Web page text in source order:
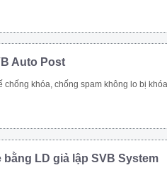
Auto Post
Facebook Tiếp cận khách hàng tiềm năng nhanh chóng Dễ dàng chăm sóc khách hàng, tiết kiệm thời gian hiệu quả Quản lí bài viết dễ dàng, thông minh Nhanh chóng đưa thông tin đến khách hàng trên nhiều
bằng LD giả lập SVB System